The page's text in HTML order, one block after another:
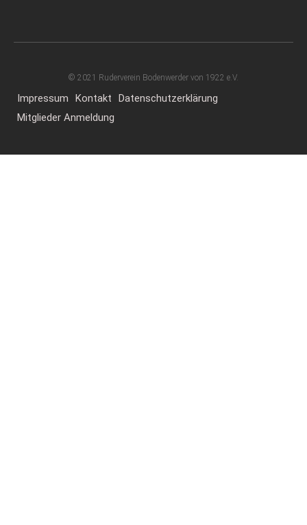
© 2021 Ruderverein Bodenwerder von 1922 e.V.
Impressum Kontakt
Datenschutzerklärung
Mitglieder Anmeldung